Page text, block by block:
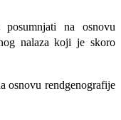
posumnjati na osnovu
nalaza koji je sko­ro
osnovu rendgenografije